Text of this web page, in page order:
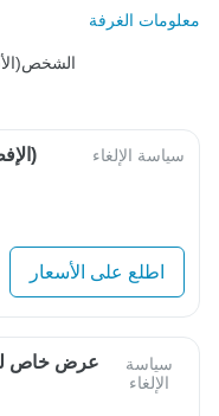
معلومات الغرفة
1~20
مشروع Grab You (الإفطار غير متضمن) سياسة الإلغاء
اطلع على الأسعار
عرض خاص
سياسة
الإلغاء